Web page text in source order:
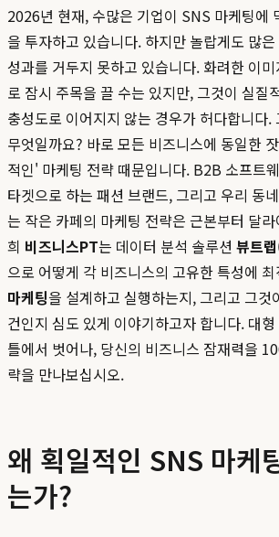
2026년 현재, 수많은 기업이 SNS 마케팅에
을 투자하고 있습니다. 하지만 놀랍게도 많
성과를 거두지 못하고 있습니다. 화려한 이
로 잠시 주목을 끌 수는 있지만, 그것이 실질
충성도로 이어지지 않는 경우가 허다합니다.
무엇일까요? 바로 모든 비즈니스에 동일한
적인' 마케팅 전략 때문입니다. B2B 소프트
타겟으로 하는 패션 브랜드, 그리고 우리 동
는 작은 카페의 마케팅 전략은 근본부터 달
희 비즈니스PT는 데이터 분석 솔루션 뷰트
으로 어떻게 각 비즈니스의 고유한 특성에 최
마케팅을 설계하고 실행하는지, 그리고 그것
건인지 심도 있게 이야기하고자 합니다. 대
틀에서 벗어나, 당신의 비즈니스 잠재력을
략을 만나보십시오.
왜 획일적인 SNS 마케
는가?